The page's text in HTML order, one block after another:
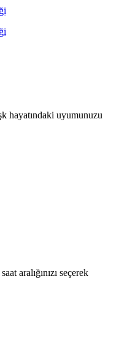
hayatındaki uyumunuzu
aralığınızı seçerek